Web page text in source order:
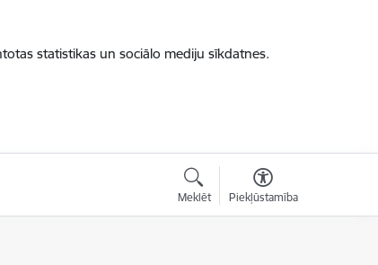
statistikas un sociālo mediju sīkdatnes.
Meklēt Piekļūstamība